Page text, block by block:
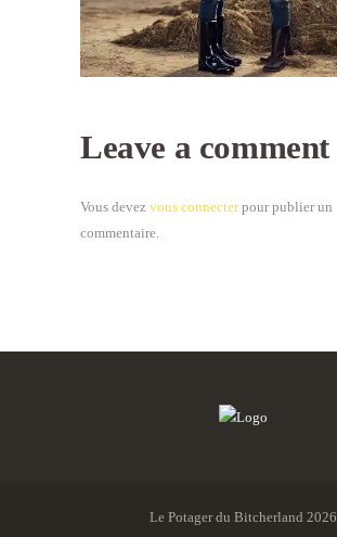
Leave a comment
Vous devez vous connecterpour publier un
commentaire.
Le Potager du Bitcherland 2026